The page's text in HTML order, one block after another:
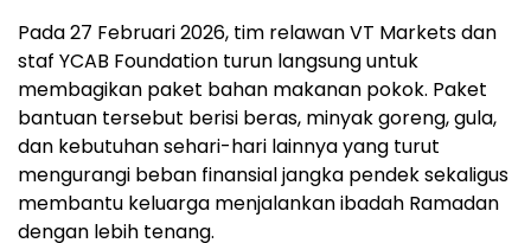
Pada 27 Februari 2026, tim relawan VT Markets dan
staf YCAB Foundation turun langsung untuk
membagikan paket bahan makanan pokok. Paket
bantuan tersebut berisi beras, minyak goreng, gula,
dan kebutuhan sehari-hari lainnya yang turut
mengurangi beban finansial jangka pendek sekaligus
membantu keluarga menjalankan ibadah Ramadan
dengan lebih tenang.